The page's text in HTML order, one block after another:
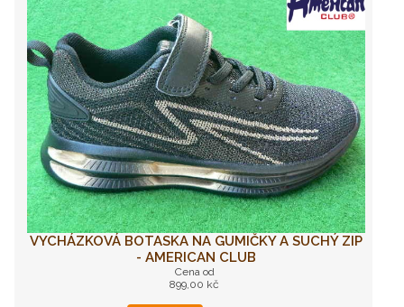
VYCHÁZKOVÁ BOTASKA NA GUMIČKY A SUCHÝ ZIP
- AMERICAN CLUB
Cena od
899,00 kč